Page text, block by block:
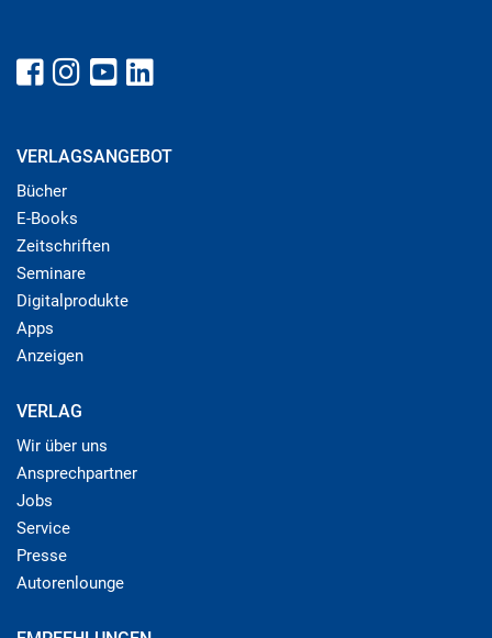
VERLAGSANGEBOT
Bücher
E-Books
Zeitschriften
Seminare
Digitalprodukte
Apps
Anzeigen
VERLAG
Wir über uns
Ansprechpartner
Jobs
Service
Presse
Autorenlounge